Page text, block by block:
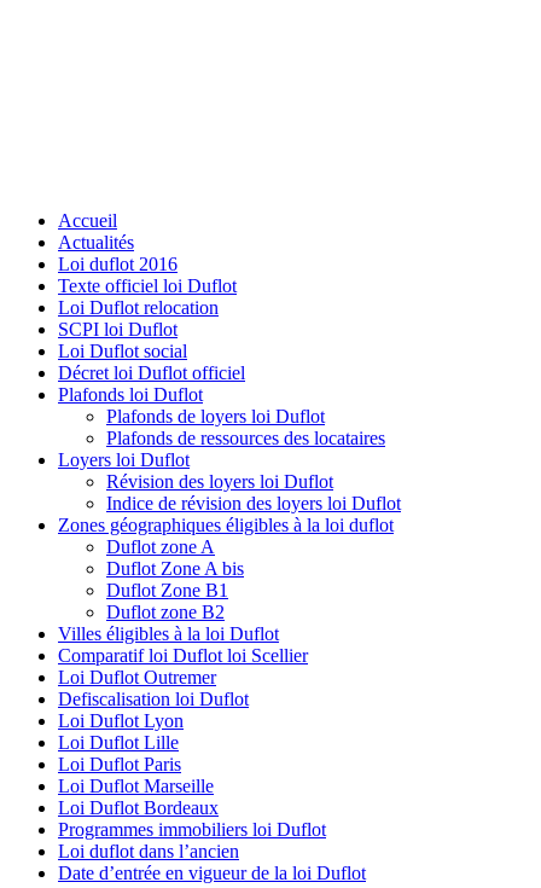
Accueil
Actualités
Loi duflot 2016
Texte officiel loi Duflot
Loi Duflot relocation
SCPI loi Duflot
Loi Duflot social
Décret loi Duflot officiel
Plafonds loi Duflot
Plafonds de loyers loi Duflot
Plafonds de ressources des locataires
Loyers loi Duflot
Révision des loyers loi Duflot
Indice de révision des loyers loi Duflot
Zones géographiques éligibles à la loi duflot
Duflot zone A
Duflot Zone A bis
Duflot Zone B1
Duflot zone B2
Villes éligibles à la loi Duflot
Comparatif loi Duflot loi Scellier
Loi Duflot Outremer
Defiscalisation loi Duflot
Loi Duflot Lyon
Loi Duflot Lille
Loi Duflot Paris
Loi Duflot Marseille
Loi Duflot Bordeaux
Programmes immobiliers loi Duflot
Loi duflot dans l’ancien
Date d’entrée en vigueur de la loi Duflot